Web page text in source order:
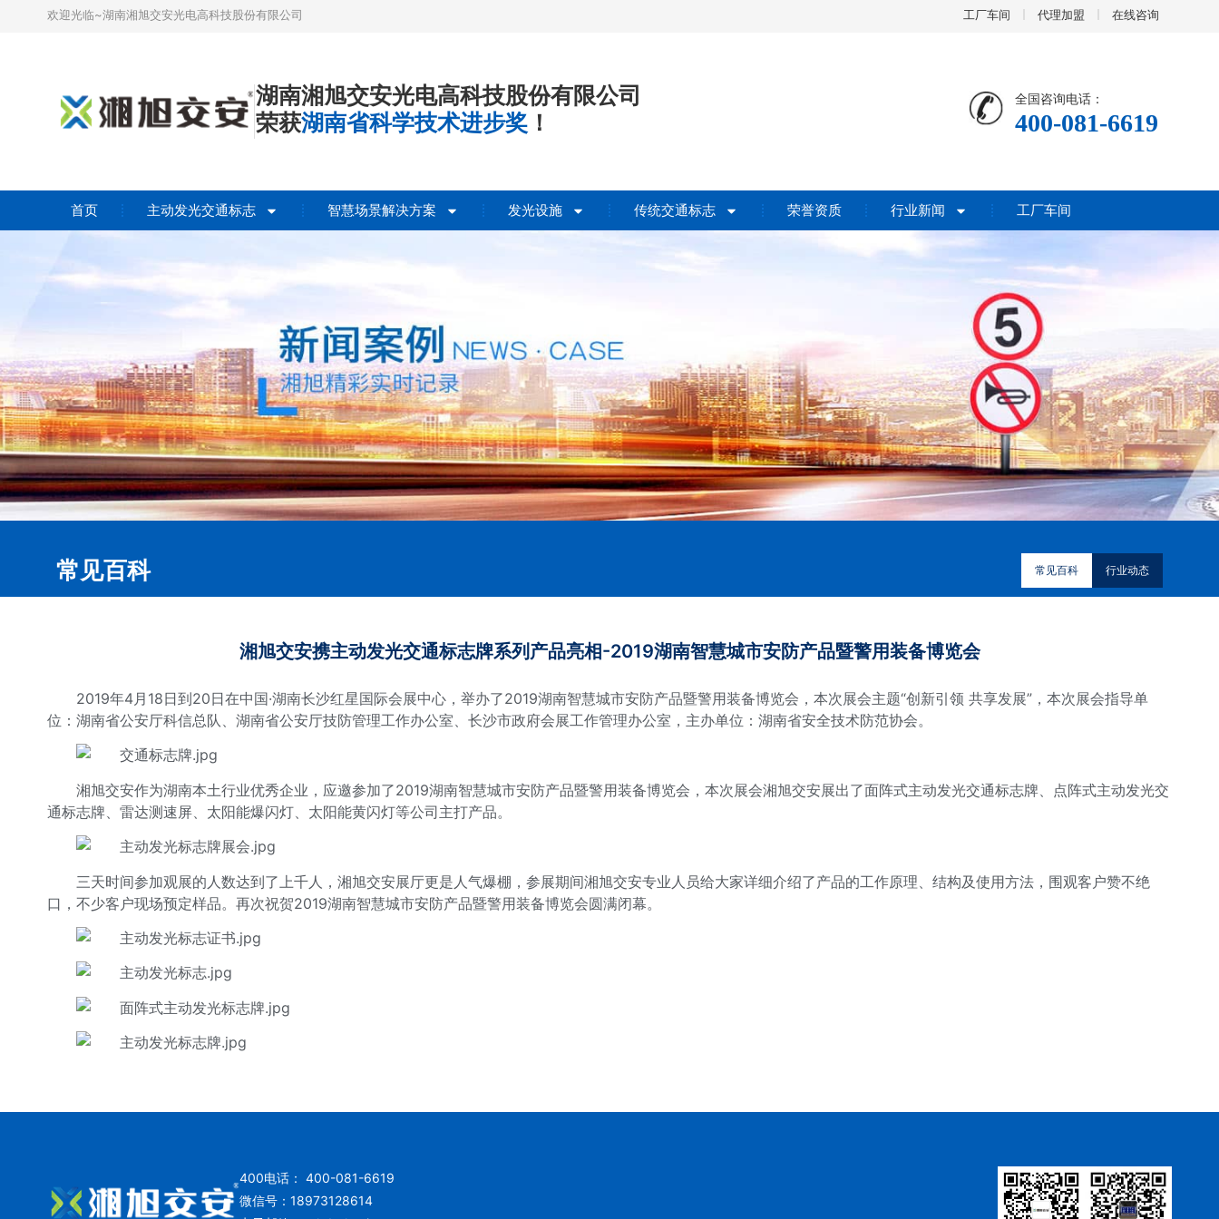
欢迎光临~湖南湘旭交安光电高科技股份有限公司 工厂车间 代理加盟 在线咨询
湖南湘旭交安光电高科技股份有限公司
荣获湖南省科学技术进步奖 ！
全国咨询电话：
400-081-6619
首页 主动发光交通标志 智慧场景解决方案 发光设施 传统交通标志 荣誉资质 行业新闻 工厂车间
常见百科 常见百科 行业动态
湘旭交安携主动发光交通标志牌系列产品亮相-2019湖南智慧城市安防产品暨警用装备博览会
2019年4月18日到20日在中国·湖南长沙红星国际会展中心，举办了2019湖南智慧城市安防产品暨警用装备博览会，本次展会主题“创新引领 共享发展”，本次展会指导单
位：湖南省公安厅科信总队、湖南省公安厅技防管理工作办公室、长沙市政府会展工作管理办公室，主办单位：湖南省安全技术防范协会。
湘旭交安作为湖南本土行业优秀企业，应邀参加了2019湖南智慧城市安防产品暨警用装备博览会 ，本次展会湘旭交安展出了面阵式主动发光交通标志牌、点阵式主动发光交
通标志牌、雷达测速屏、太阳能爆闪灯、太阳能黄闪灯等公司主打产品。
三天时间参加观展的人数达到了上千人，湘旭交安展厅更是人气爆棚，参展期间湘旭交安专业人员给大家详细介绍了产品的工作原理、结构及使用方法，围观客户赞不绝
口，不少客户现场预定样品。再次祝贺2019湖南智慧城市安防产品暨警用装备博览会圆满闭幕。
400电话： 400-081-6619
微信号：18973128614